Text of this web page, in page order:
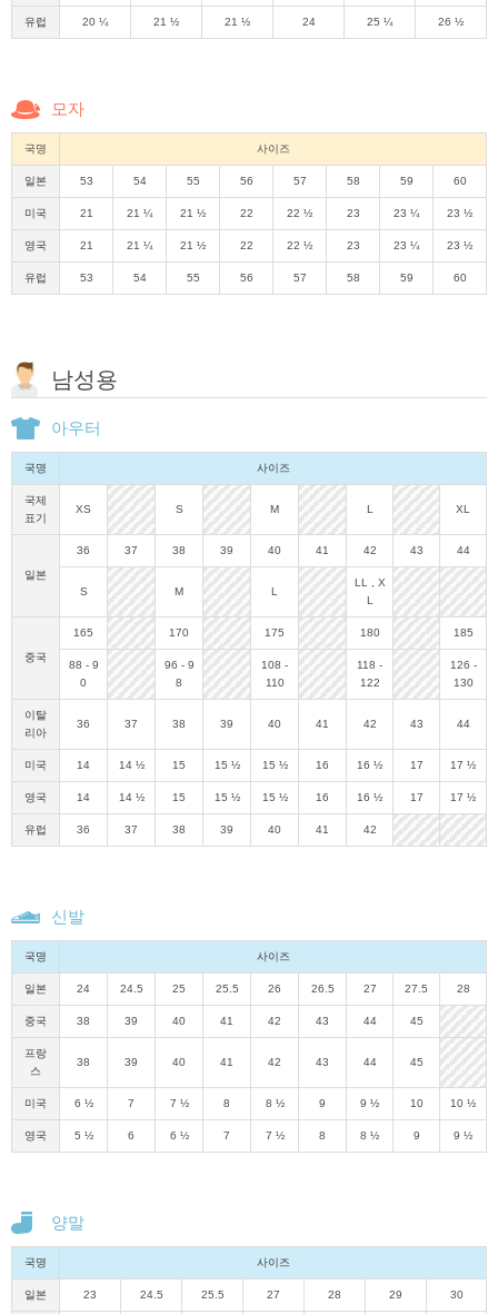
유럽 20 ¼ 21 ½ 21 ½ 24 25 ¼ 26 ½
모자
국명 사이즈
일본 53 54 55 56 57 58 59 60
미국 21 21 ¼ 21 ½ 22 22 ½ 23 23 ¼ 23 ½
영국 21 21 ¼ 21 ½ 22 22 ½ 23 23 ¼ 23 ½
유럽 53 54 55 56 57 58 59 60
남성용
아우터
국명 사이즈
국제
표기
XS S M L XL
일본
36 37 38 39 40 41 42 43 44
S M L
LL , X
L
중국
165 170 175 180 185
88 - 9
0
96 - 9
8
108 -
110
118 -
122
126 -
130
이탈
리아
36 37 38 39 40 41 42 43 44
미국 14 14 ½ 15 15 ½ 15 ½ 16 16 ½ 17 17 ½
영국 14 14 ½ 15 15 ½ 15 ½ 16 16 ½ 17 17 ½
유럽 36 37 38 39 40 41 42
신발
국명 사이즈
일본 24 24.5 25 25.5 26 26.5 27 27.5 28
중국 38 39 40 41 42 43 44 45
프랑
스
38 39 40 41 42 43 44 45
미국 6 ½ 7 7 ½ 8 8 ½ 9 9 ½ 10 10 ½
영국 5 ½ 6 6 ½ 7 7 ½ 8 8 ½ 9 9 ½
양말
국명 사이즈
일본 23 24.5 25.5 27 28 29 30